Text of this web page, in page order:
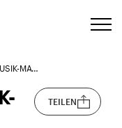
«Le Piano
KAMMERMUSIK-MATINÉE 6
TEILEN